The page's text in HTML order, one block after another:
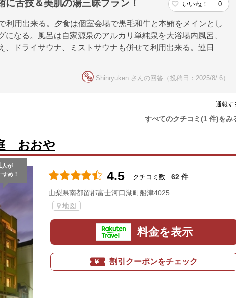
に舌技＆美肌の湯三昧プラン！ いいね！ 0
利用出来る。夕食は個室会場で黒毛和牛と本鮪をメインとし
なる。風呂は自家源泉のアルカリ単純泉を大浴場内風呂、
ドライサウナ、ミストサウナも併せて利用出来る。連日
Shinryuken さんの回答（投稿日：2025/8/ 6）
通報す
すべてのクチコミ(1 件)をみ
おおや
人が
すめ！
4.5 クチコミ数 : 62 件
山梨県南都留郡富士河口湖町船津4025
地図
料金を表示
割引クーポンをチェック